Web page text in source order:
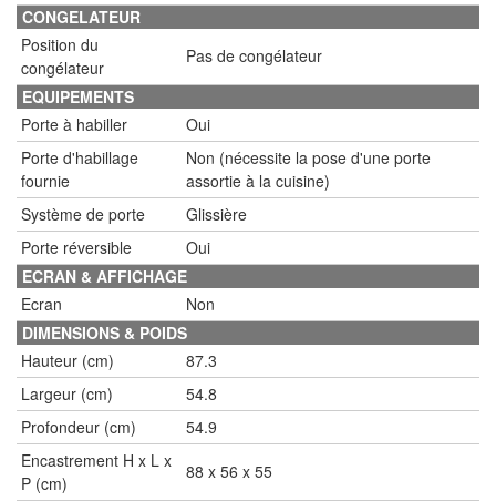
CONGELATEUR
Position du
congélateur
Pas de congélateur
EQUIPEMENTS
Porte à habiller
Oui
Porte d'habillage
fournie
Non (nécessite la pose d'une porte
assortie à la cuisine)
Système de porte
Glissière
Porte réversible
Oui
ECRAN & AFFICHAGE
Ecran
Non
DIMENSIONS & POIDS
Hauteur (cm)
87.3
Largeur (cm)
54.8
Profondeur (cm)
54.9
Encastrement H x L x
P (cm)
88 x 56 x 55